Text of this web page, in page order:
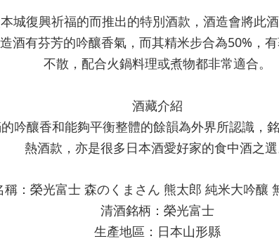
城復興祈福的而推出的特別酒款，酒造會將此
酒有芬芳的吟釀香氣，而其精米步合為50%，
不散，配合火鍋料理或煮物都非常適合。
酒藏介紹
吟釀香和能夠平衡整體的餘韻為外界所認識
熱酒款，亦是很多日本酒愛好家的食中酒之選
稱：榮光富士 森のくまさん 熊太郎 純米大吟釀
清酒銘柄：榮光富士
生產地區：日本山形縣